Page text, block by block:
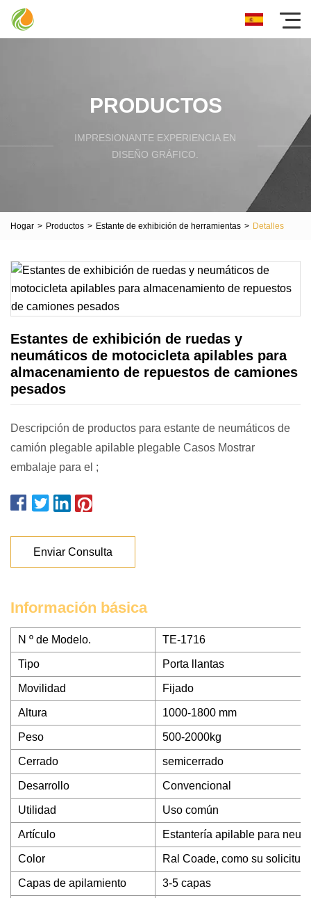
PRODUCTOS
IMPRESIONANTE EXPERIENCIA EN
DISEÑO GRÁFICO.
Hogar > Productos > Estante de exhibición de herramientas > Detalles
Estantes de exhibición de ruedas y
neumáticos de motocicleta apilables para
almacenamiento de repuestos de camiones
pesados
Descripción de productos para estante de neumáticos de
camión plegable apilable plegable Casos Mostrar
embalaje para el ;
Enviar Consulta
Información básica
N º de Modelo. TE-1716
Tipo Porta llantas
Movilidad Fijado
Altura 1000-1800 mm
Peso 500-2000kg
Cerrado semicerrado
Desarrollo Convencional
Utilidad Uso común
Artículo Estantería apilable para
Color Ral Coade, como su solicitud
Capas de apilamiento 3-5 capas